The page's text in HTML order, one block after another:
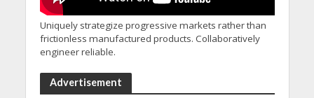
Uniquely strategize progressive markets rather than
frictionless manufactured products. Collaboratively
engineer reliable.
Advertisement